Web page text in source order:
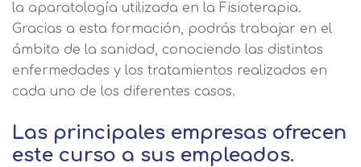
la aparatología utilizada en la Fisioterapia.
Gracias a esta formación, podrás trabajar en el
ámbito de la sanidad, conociendo las distintos
enfermedades y los tratamientos realizados en
cada uno de los diferentes casos.
Las principales empresas ofrecen
este curso a sus empleados.